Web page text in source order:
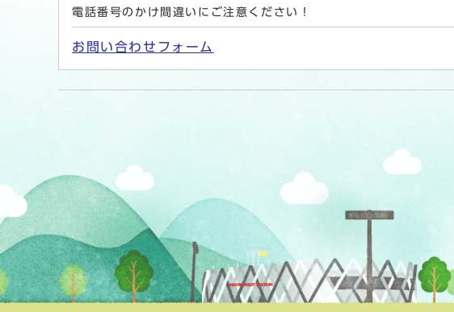
電話番号のかけ間違いにご注意ください！
お問い合わせフォーム